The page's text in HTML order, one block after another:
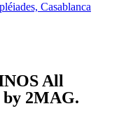
Casablanca
All
by 2MAG.